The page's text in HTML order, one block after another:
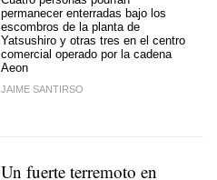
permanecer enterradas bajo los
escombros de la planta de
Yatsushiro y otras tres en el centro
comercial operado por la cadena
Aeon
JAIME SANTIRSO
Un fuerte terremoto en